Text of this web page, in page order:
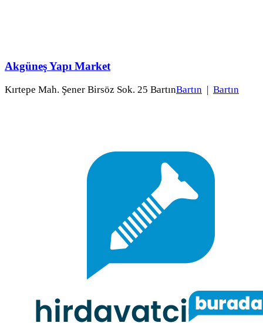
Akgüneş Yapı Market
Kırtepe Mah. Şener Birsöz Sok. 25 BartınBartın | Bartın